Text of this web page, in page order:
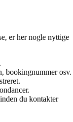
er her nogle nyttige
bookingnummer osv.
du kontakter